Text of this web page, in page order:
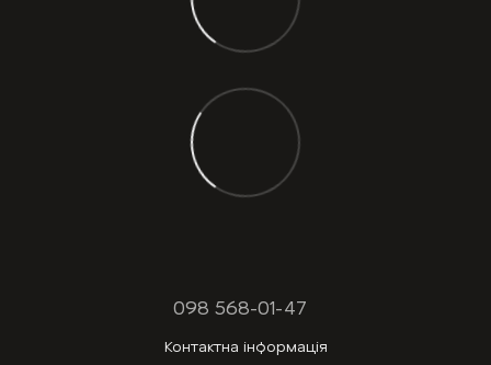
098 568-01-47
Контактна інформація